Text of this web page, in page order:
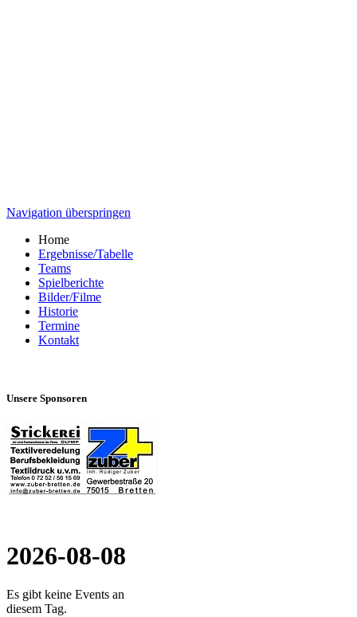
Navigation überspringen
Home
Ergebnisse/Tabelle
Teams
Spielberichte
Bilder/Filme
Historie
Termine
Kontakt
Unsere Sponsoren
2026-08-08
Es gibt keine Events an
diesem Tag.